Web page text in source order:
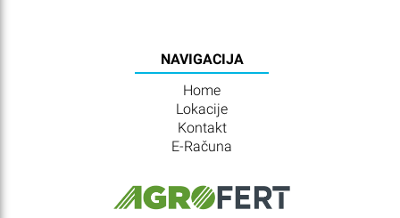
NAVIGACIJA
Home
Lokacije
Kontakt
E-Računa